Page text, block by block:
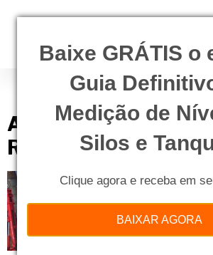
Baixe GRÁTIS o
Guia
Medição de
Silos e
Clique agora e receba em
BAIXAR AGORA
Tag:radiação
Armazenamento e
Rejeitos no Offshore